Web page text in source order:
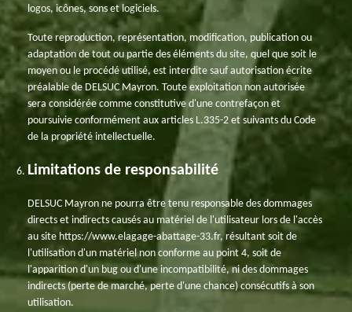
logos, icônes, sons et logiciels.
Toute reproduction, représentation, modification, publication ou
adaptation de tout ou partie des éléments du site, quel que soit le
moyen ou le procédé utilisé, est interdite sauf autorisation écrite
préalable de DELSUC Mayron. Toute exploitation non autorisée
sera considérée comme constitutive d'une contrefaçon et
poursuivie conformément aux articles L.335-2 et suivants du Code
de la propriété intellectuelle.
Limitations de responsabilité
DELSUC Mayron ne pourra être tenu responsable des dommages
directs et indirects causés au matériel de l'utilisateur lors de l'accès
au site https://www.elagage-abattage-33.fr, résultant soit de
l'utilisation d'un matériel non conforme au point 4, soit de
l'apparition d'un bug ou d'une incompatibilité, ni des dommages
indirects (perte de marché, perte d'une chance) consécutifs à son
utilisation.